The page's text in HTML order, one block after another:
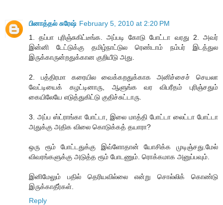
பினாத்தல் சுரேஷ் February 5, 2010 at 2:20 PM
1. தப்பா புரிஞ்சுகிட்டீங்க. அப்படி கோடு போட்டா வரது 2. அவர்
இன்னி டேட்டுக்கு தமிழ்நாட்டுல ரெண்டாம் நம்பர் இடத்துல
இருக்காருன்றதுக்கான குறியீடு அது.
2. பத்திரமா கரையில வைக்கறதுக்காக அனிச்சைச் செயலா
வேட்டியைக் கழட்டினாரு, ஆளுங்க வர விபரீதம் புரிஞ்சதும்
கையிலேயே எடுத்துகிட்டு குதிச்சுட்டாரு.
3. அப்ப ஸ்ட்ராங்கா போட்டா, இலை மாத்தி போட்டா லைட்டா போட்டா
அதுக்கு அதிக விலை கொடுக்கத் தயாரா?
ஒரு ரூம் போட்டதுக்கு இவ்ளோதான் யோசிக்க முடிஞ்சது.மேல்
விவரங்களுக்கு அடுத்த ரூம் போடணும். ரொக்கமாக அனுப்பவும்.
இனிமேலும் பதில் தெரியவில்லை என்று சொல்லிக் கொண்டு
இருக்காதீர்கள்.
Reply